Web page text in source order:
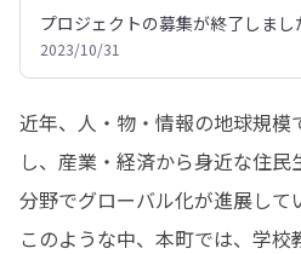
プロジェクトの募集が終了しまし
2023/10/31
近年、人・物・情報の地球規模
し、産業・経済から身近な住
分野でグローバル化が進展して
このような中、本町では、学